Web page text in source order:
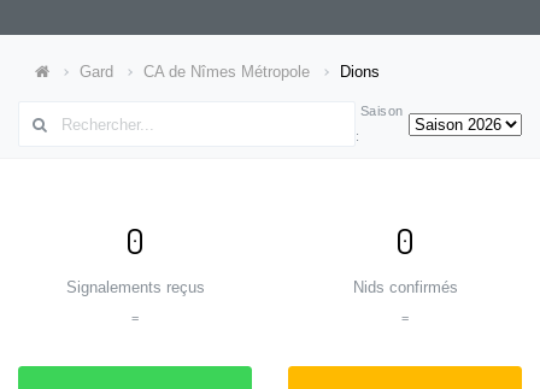
Gard CA de Nîmes Métropole Dions
Saison
:
0
Signalements reçus
=
0
Nids confirmés
=